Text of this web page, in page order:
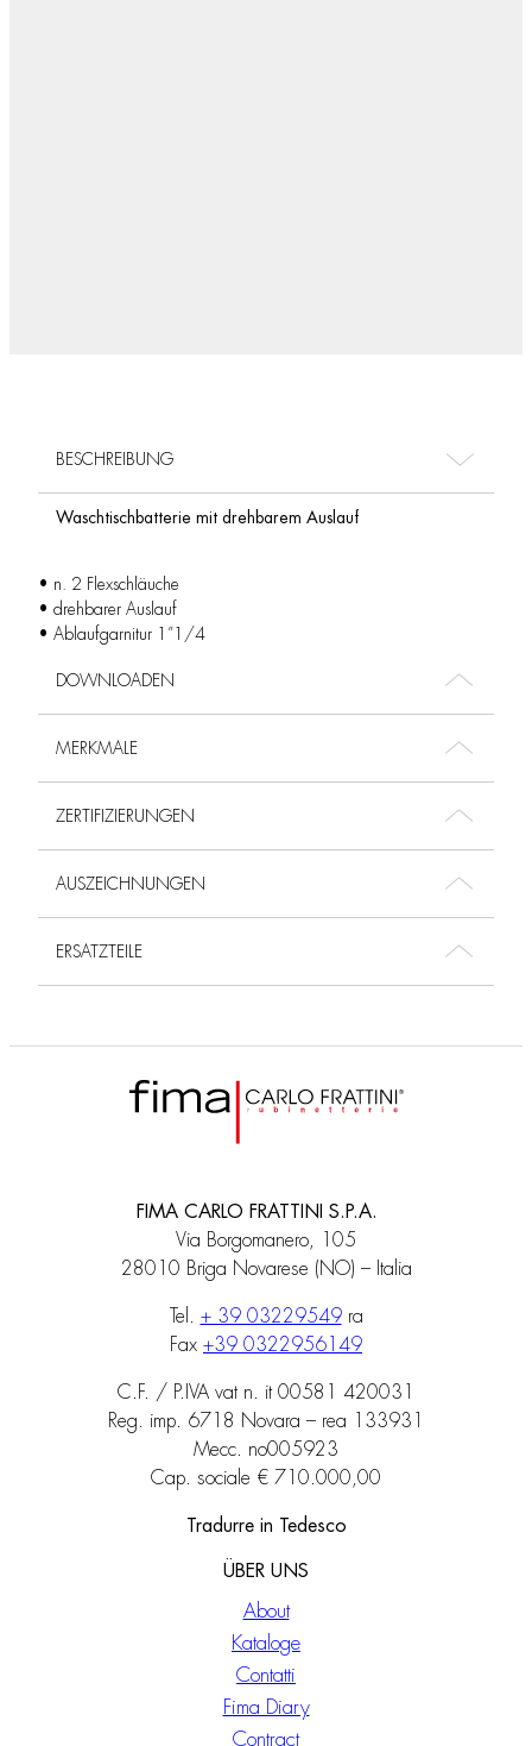
BESCHREIBUNG
Waschtischbatterie mit drehbarem Auslauf
• n. 2 Flexschläuche
• drehbarer Auslauf
• Ablaufgarnitur 1”1/4
DOWNLOADEN
MERKMALE
ZERTIFIZIERUNGEN
AUSZEICHNUNGEN
ERSATZTEILE
FIMA CARLO FRATTINI S.P.A.
Via Borgomanero, 105
28010 Briga Novarese (NO) – Italia
Tel. + 39 03229549ra
Fax +39 0322956149
C.F. / P.IVA vat n. it 00581 420031
Reg. imp. 6718 Novara – rea 133931
Mecc. no005923
Cap. sociale € 710.000,00
Tradurre in Tedesco
ÜBER UNS
About
Kataloge
Contatti
Fima Diary
Contract